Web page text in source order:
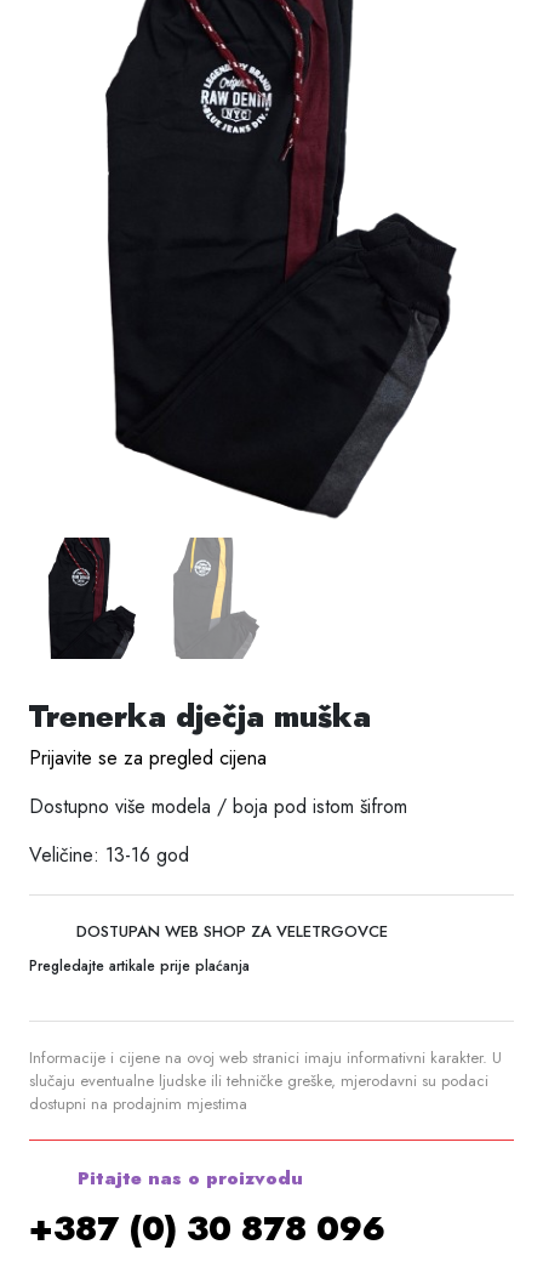
Trenerka dječja muška
Prijavite se za pregled cijena
Dostupno više modela / boja pod istom šifrom
Veličine: 13-16 god
DOSTUPAN WEB SHOP ZA VELETRGOVCE
Pregledajte artikale prije plaćanja
Informacije i cijene na ovoj web stranici imaju informativni karakter. U
slučaju eventualne ljudske ili tehničke greške, mjerodavni su podaci
dostupni na prodajnim mjestima
Pitajte nas o proizvodu
+387 (0) 30 878 096